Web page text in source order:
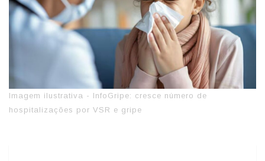
Imagem ilustrativa - InfoGripe: cresce número de
hospitalizações por VSR e gripe